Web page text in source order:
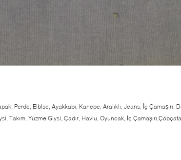
Perde, Elbise, Ayakkabı, Kanepe, Aralıklı, Jeans, İç Çamaşırı,
Takım, Yüzme Giysi, Çadır, Havlu, Oyuncak, İç